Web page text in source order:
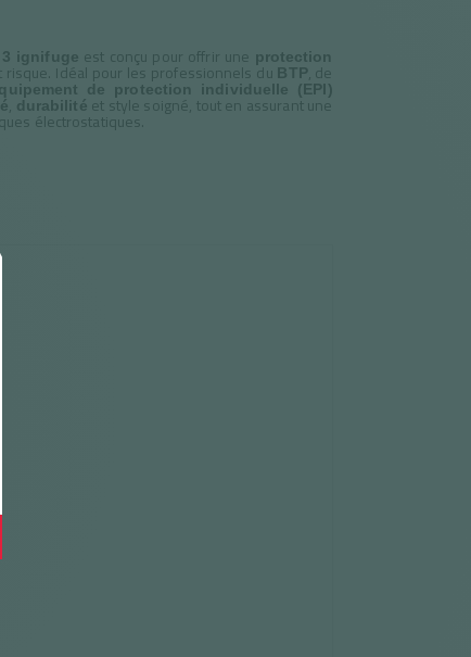
ignifuge est conçu pour offrir une protection
Idéal pour les professionnels du BTP, de
de protection individuelle (EPI)
, durabilité et style soigné, tout en assurant une
électrostatiques.